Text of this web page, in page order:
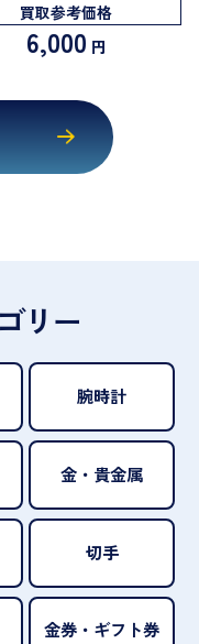
買取参考価格
6,000 円
リー
腕時計
金・貴金属
切手
金券・ギフト券